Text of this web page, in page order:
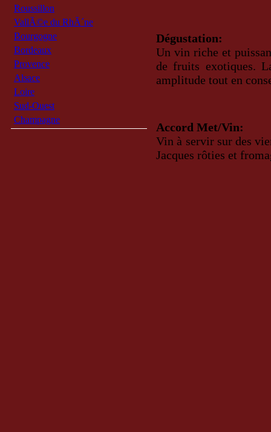
Roussillon
VallÃ©e du RhÃ´ne
Bourgogne
Bordeaux
Provence
Alsace
Loire
Sud-Ouest
Champagne
Dégustation:
Un vin riche et
de fruits exotiques.
amplitude tout en
Accord Met/Vin:
Vin à servir sur des
Jacques rôties et